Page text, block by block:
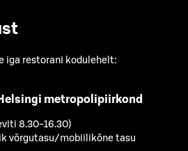
iga restorani kodulehelt:
metropolipiirkond
8.30-16.30)
võrgutasu/mobiilikõne tasu